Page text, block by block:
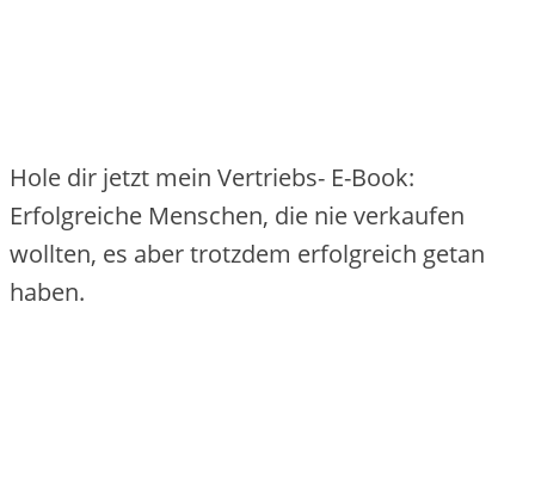
Hole dir jetzt mein Vertriebs- E-Book:
Erfolgreiche Menschen, die nie verkaufen
wollten, es aber trotzdem erfolgreich getan
haben.